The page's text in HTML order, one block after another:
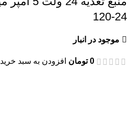
120-24
موجود در انبار
0 تومان افزودن به سبد خرید